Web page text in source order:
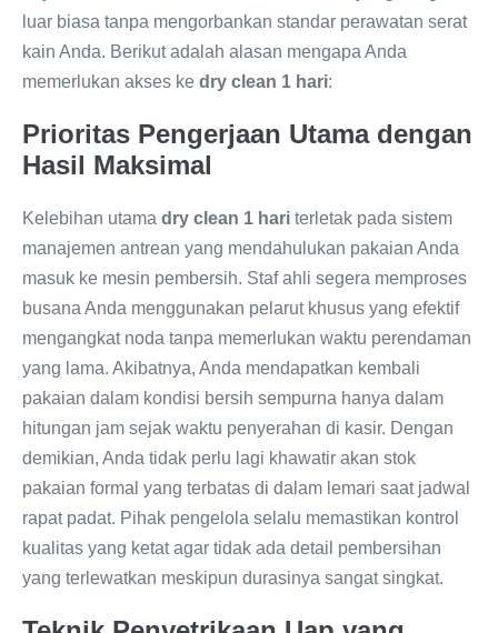
luar biasa tanpa mengorbankan standar perawatan serat
kain Anda. Berikut adalah alasan mengapa Anda
memerlukan akses ke dry clean 1 hari:
Prioritas Pengerjaan Utama dengan
Hasil Maksimal
Kelebihan utama dry clean 1 hari terletak pada sistem
manajemen antrean yang mendahulukan pakaian Anda
masuk ke mesin pembersih. Staf ahli segera memproses
busana Anda menggunakan pelarut khusus yang efektif
mengangkat noda tanpa memerlukan waktu perendaman
yang lama. Akibatnya, Anda mendapatkan kembali
pakaian dalam kondisi bersih sempurna hanya dalam
hitungan jam sejak waktu penyerahan di kasir. Dengan
demikian, Anda tidak perlu lagi khawatir akan stok
pakaian formal yang terbatas di dalam lemari saat jadwal
rapat padat. Pihak pengelola selalu memastikan kontrol
kualitas yang ketat agar tidak ada detail pembersihan
yang terlewatkan meskipun durasinya sangat singkat.